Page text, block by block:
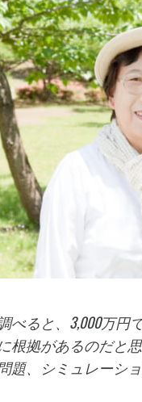
ると、3,000万円
根拠があるのだと
題、シミュレー